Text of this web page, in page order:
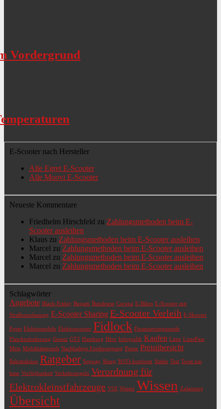
Vordergrund
E-Scooter nach Hersteller
Alle Egret E-Scooter
Alle Moovi E-Scooter
Neueste Kommentare
Friedhelm Hirschfeld zu Zahlungsmethoden beim E-
Scooter ausleihen
Klaus zu Zahlungsmethoden beim E-Scooter ausleihen
Marcel zu Zahlungsmethoden beim E-Scooter ausleihen
Marcel zu Zahlungsmethoden beim E-Scooter ausleihen
Marcel zu Zahlungsmethoden beim E-Scooter ausleihen
Schlagwörter
Angebote Black-Friday Bugatti Bundesrat Corona E-Bikes E-Scooter mit
Straßenzulassung E-Scooter Sharing E-Scooter Verleih E-Skooter
Egret Elektromobile Elektroscooter Fidlock Finanzierungsrunde
Flaschenhalterung Gesetz GT3 Hamburg Hive Infografik Kaufen Lime LimePass
Metz Mobilitätstrends Nachhaltige Fortbewegung Preise Preisübersicht
Rabattaktion Ratgeber Segway Sharp StVO-konform Städte Test Twist uni
base Verfügbarkeit Verkehrsregeln Verordnung für
Elektrokleinstfahrzeuge VOI Winter Wissen Zulassung
Übersicht